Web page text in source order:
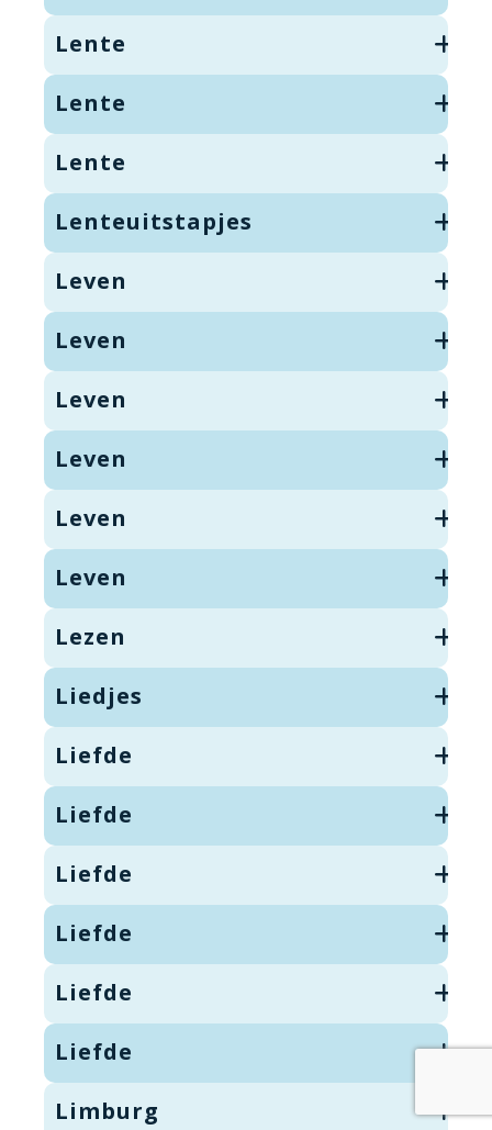
Lente
Lente
Lente
Lenteuitstapjes
Leven
Leven
Leven
Leven
Leven
Leven
Lezen
Liedjes
Liefde
Liefde
Liefde
Liefde
Liefde
Liefde
Limburg